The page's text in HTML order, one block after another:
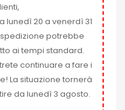
lunedì 20 a venerdì 31
potrebbe
ai tempi standard.
continuare a fare i
La situazione tornerà
da lunedì 3 agosto.